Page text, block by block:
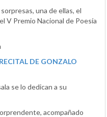
una de ellas, el
V Premio Nacional de Poesía
DE GONZALO
se lo dedican a su
acompañado